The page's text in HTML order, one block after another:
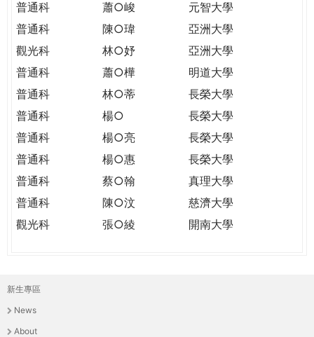
普通科 蕭○峻
元智大學
普通科
陳○瑋
亞洲大學
觀光科
林○妤
亞洲大學
普通科
蕭○樺
明道大學
普通科
林○蒂
長榮大學
普通科
楊○
長榮大學
普通科
楊○亮
長榮大學
普通科
楊○惠
長榮大學
普通科
蔡○翰
真理大學
普通科
陳○汶
慈濟大學
觀光科
張○綾 開南大學
主
選
新生專區
News
About